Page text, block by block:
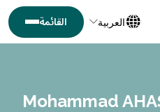
العربية
Mohammad